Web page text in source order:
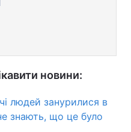
новини:
людей занурилися в
знають, що це було